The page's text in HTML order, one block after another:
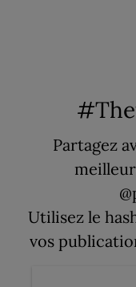
Partagez
@
Utilisez le
vos